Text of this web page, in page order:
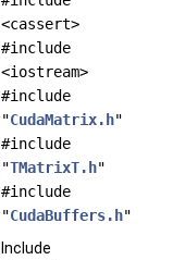
<cassert>
#include
<iostream>
#include
"CudaMatrix.h"
#include
"TMatrixT.h"
#include
"CudaBuffers.h"
Include